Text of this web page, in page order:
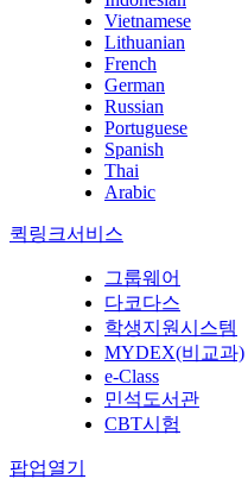
Vietnamese
Lithuanian
French
German
Russian
Portuguese
Spanish
Thai
Arabic
퀵링크서비스
그룹웨어
다코다스
학생지원시스템
MYDEX(비교과)
e-Class
민석도서관
CBT시험
팝업열기